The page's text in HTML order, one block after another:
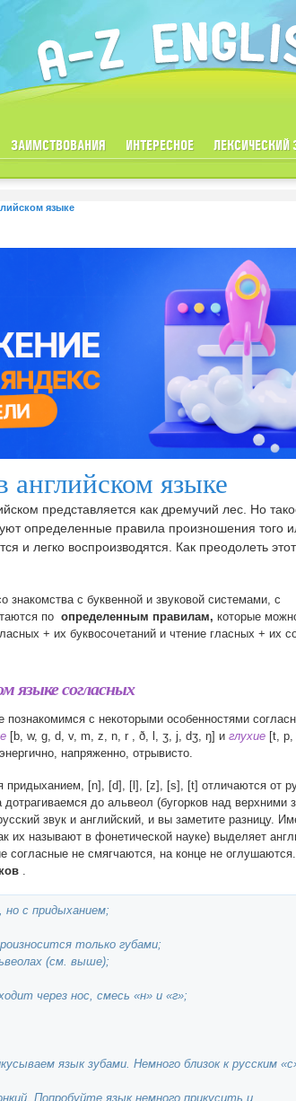
ЗАИМСТВОВАНИЯ ИНТЕРЕСНОЕ ЛЕКСИЧЕСКИЙ
языке
английском языке
представляется как дремучий лес. Но
определенные правила произношения того
и легко воспроизводятся. Как преодолеть этот
знакомства с буквенной и звуковой системами, с
по определенным правилам, которые
+ их буквосочетаний и чтение гласных + их
языке согласных
познакомимся с некоторыми особенностями
[b, w, g, d, v, m, z, n, r , ð, l, ʒ, j, dʒ, ŋ] и глухие [t,
напряженно, отрывисто.
придыханием, [n], [d], [l], [z], [s], [t] отличаются от
до альвеол (бугорков над верхними
звук и английский, и вы заметите разницу.
их называют в фонетической науке) выделяет
согласные не смягчаются, на конце не
.
но с придыханием;
только губами;
(см. выше);
через нос, смесь «н» и «г»;
язык зубами. Немного близок к русским
Попробуйте язык немного прикусить и